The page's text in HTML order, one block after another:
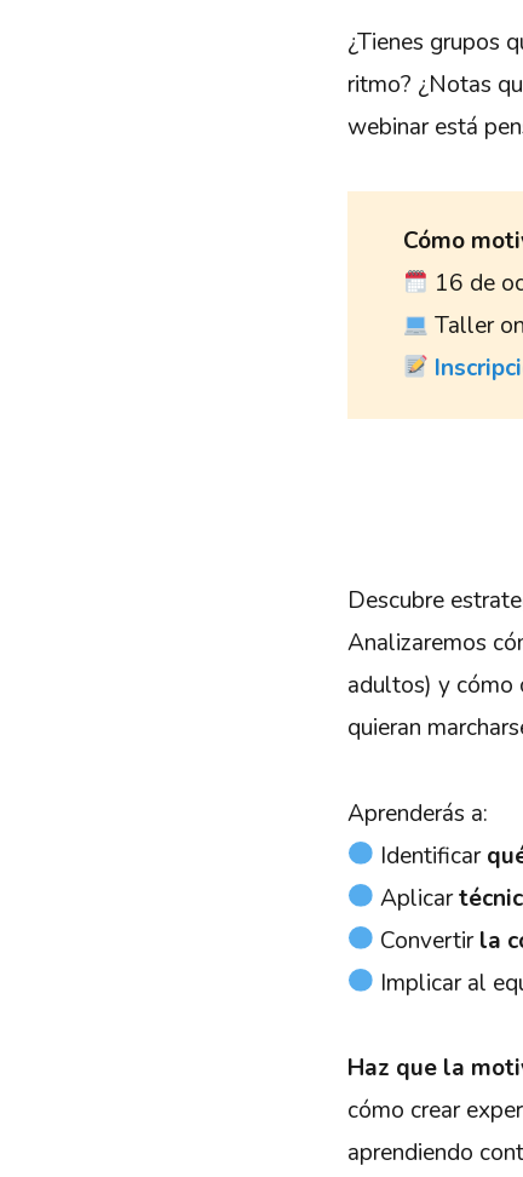
¿Tienes grupos
ritmo? ¿Notas
webinar está
Cómo
16 de
Taller
Descubre
Analizaremos
adultos) y cómo
quieran
Aprenderás a:
Identificar
Aplicar
Convertirla
Implicar al
Haz que la
cómo crear
aprendiendo